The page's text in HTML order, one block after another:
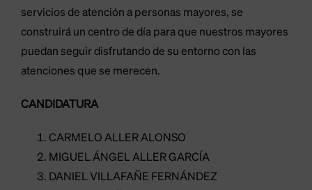
servicios de atención a personas mayores, se
construirá un centro de día para que nuestros mayores
puedan seguir disfrutando de su entorno con las
atenciones que se merecen.
CANDIDATURA
CARMELO ALLER ALONSO
MIGUEL ÁNGEL ALLER GARCÍA
DANIEL VILLAFAÑE FERNÁNDEZ